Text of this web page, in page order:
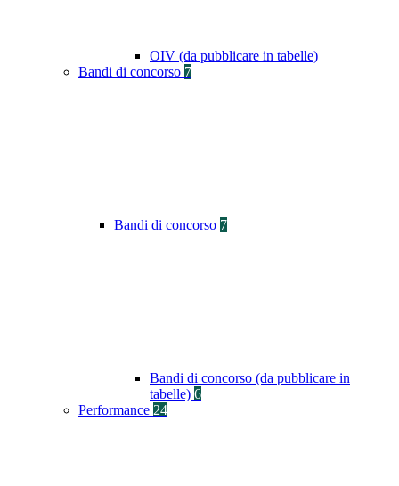
OIV (da pubblicare in tabelle)
Bandi di concorso 7
Bandi di concorso 7
Bandi di concorso (da pubblicare in
tabelle) 6
Performance 24